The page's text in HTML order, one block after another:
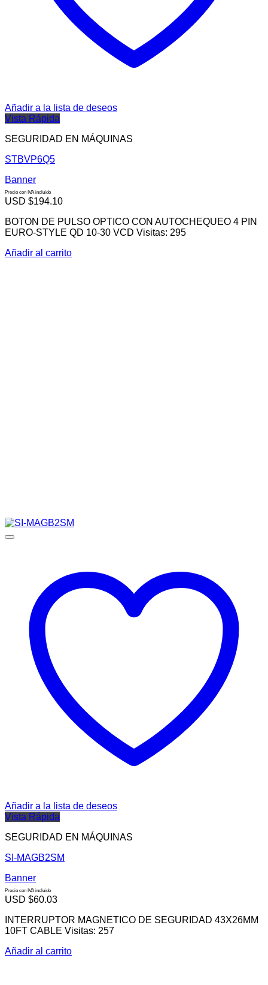
Añadir a la lista de deseos
Vista Rápida
SEGURIDAD EN MÁQUINAS
STBVP6Q5
Banner
Precio con IVA incluido
USD $194.10
BOTON DE PULSO OPTICO CON AUTOCHEQUEO 4 PIN
EURO-STYLE QD 10-30 VCD Visitas: 295
Añadir al carrito
Añadir a la lista de deseos
Vista Rápida
SEGURIDAD EN MÁQUINAS
SI-MAGB2SM
Banner
Precio con IVA incluido
USD $60.03
INTERRUPTOR MAGNETICO DE SEGURIDAD 43X26MM
10FT CABLE Visitas: 257
Añadir al carrito